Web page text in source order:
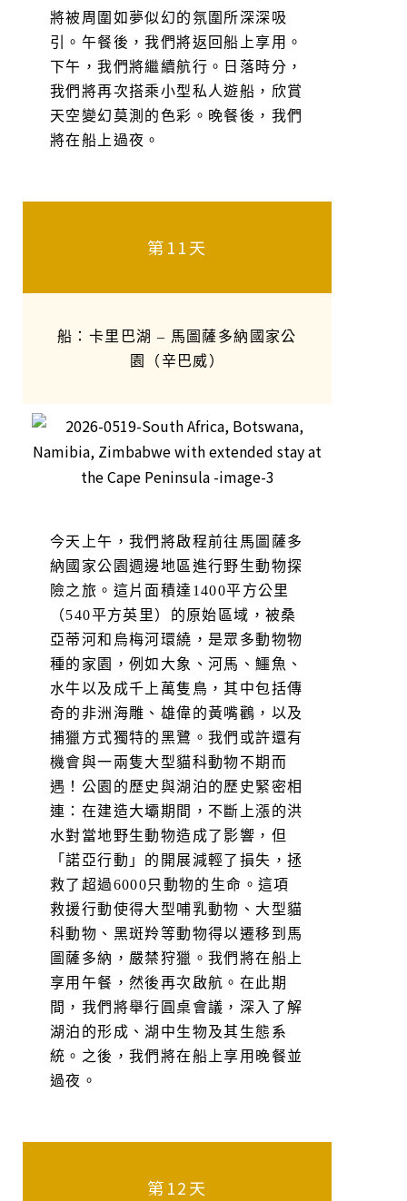
將被周圍如夢似幻的氛圍所深深吸
引。午餐後，我們將返回船上享用。
下午，我們將繼續航行。日落時分，
我們將再次搭乘小型私人遊船，欣賞
天空變幻莫測的色彩。晚餐後，我們
將在船上過夜。
第11天
船：卡里巴湖 – 馬圖薩多納國家公
園（辛巴威）
今天上午，我們將啟程前往馬圖薩多
納國家公園週邊地區進行野生動物探
險之旅。這片面積達1400平方公里
（540平方英里）的原始區域，被桑
亞蒂河和烏梅河環繞，是眾多動物物
種的家園，例如大象、河馬、鱷魚、
水牛以及成千上萬隻鳥，其中包括傳
奇的非洲海雕、雄偉的黃嘴鸛，以及
捕獵方式獨特的黑鷺。我們或許還有
機會與一兩隻大型貓科動物不期而
遇！公園的歷史與湖泊的歷史緊密相
連：在建造大壩期間，不斷上漲的洪
水對當地野生動物造成了影響，但
「諾亞行動」的開展減輕了損失，拯
救了超過6000只動物的生命。這項
救援行動使得大型哺乳動物、大型貓
科動物、黑斑羚等動物得以遷移到馬
圖薩多納，嚴禁狩獵。我們將在船上
享用午餐，然後再次啟航。在此期
間，我們將舉行圓桌會議，深入了解
湖泊的形成、湖中生物及其生態系
統。之後，我們將在船上享用晚餐並
過夜。
第12天